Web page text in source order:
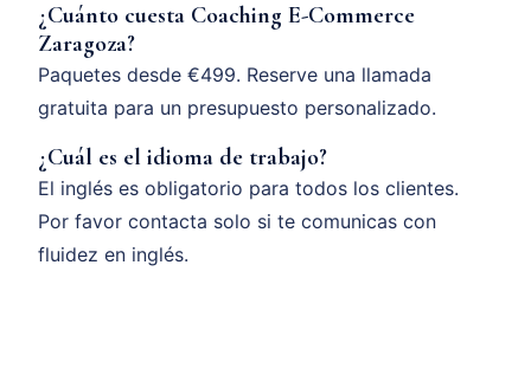
¿Cuánto cuesta Coaching E-Commerce
Zaragoza?
Paquetes desde €499. Reserve una llamada
gratuita para un presupuesto personalizado.
¿Cuál es el idioma de trabajo?
El inglés es obligatorio para todos los clientes.
Por favor contacta solo si te comunicas con
fluidez en inglés.